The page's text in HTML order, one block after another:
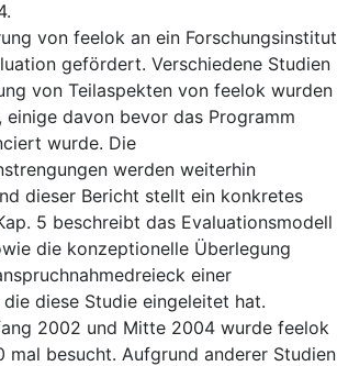
von feelok an ein Forschungsinstitut
gefördert. Verschiedene Studien
von Teilaspekten von feelok wurden
davon bevor das Programm
wurde. Die
werden weiterhin
dieser Bericht stellt ein konkretes
5 beschreibt das Evaluationsmodell
die konzeptionelle Überlegung
einer
diese Studie eingeleitet hat.
2002 und Mitte 2004 wurde feelok
mal besucht. Aufgrund anderer Studien